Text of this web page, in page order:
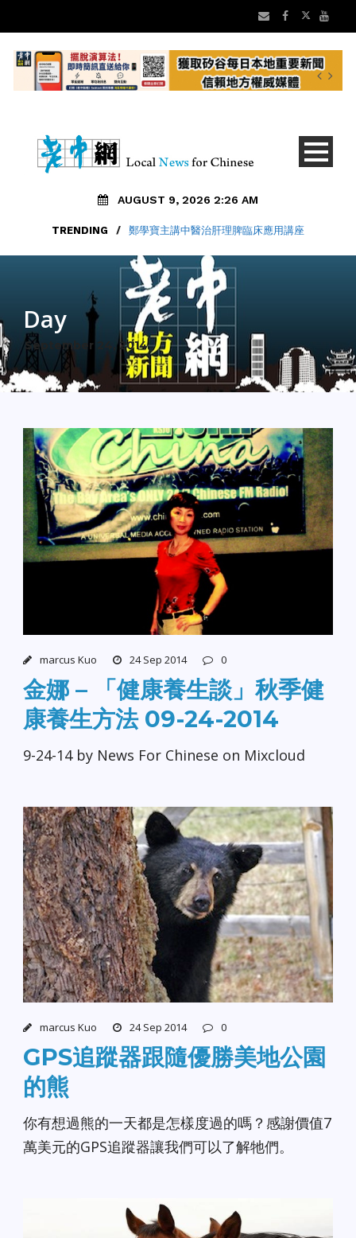
AUGUST 9, 2026 2:26 AM
TRENDING / 鄭學寶主講中醫治肝理脾臨床應用講座
Day
September 24, 2014
marcus Kuo 24 Sep 2014 0
金娜 – 「健康養生談」秋季健
康養生方法 09-24-2014
9-24-14 by News For Chinese on Mixcloud
marcus Kuo 24 Sep 2014 0
GPS追蹤器跟隨優勝美地公園
的熊
你有想過熊的一天都是怎樣度過的嗎？感謝價值7
萬美元的GPS追蹤器讓我們可以了解牠們。